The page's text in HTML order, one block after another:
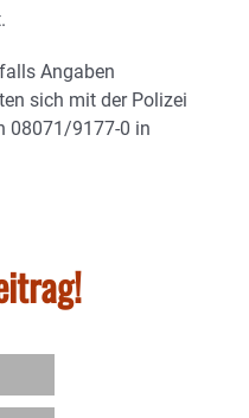
Angaben
sich mit der Polizei
08071/9177-0 in